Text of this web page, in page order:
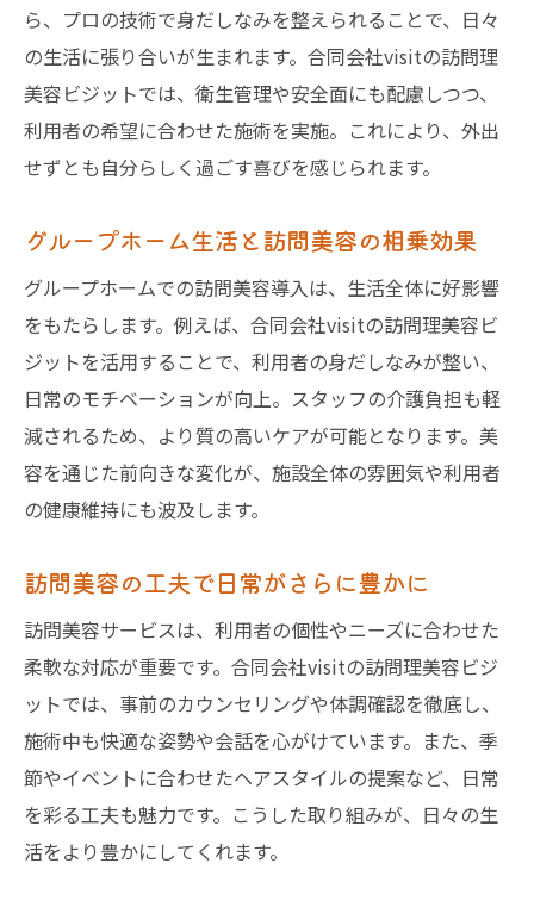
ら、プロの技術で身だしなみを整えられることで、日々
の生活に張り合いが生まれます。合同会社visitの訪問理
美容ビジットでは、衛生管理や安全面にも配慮しつつ、
利用者の希望に合わせた施術を実施。これにより、外出
せずとも自分らしく過ごす喜びを感じられます。
グループホーム生活と訪問美容の相乗効果
グループホームでの訪問美容導入は、生活全体に好影響
をもたらします。例えば、合同会社visitの訪問理美容ビ
ジットを活用することで、利用者の身だしなみが整い、
日常のモチベーションが向上。スタッフの介護負担も軽
減されるため、より質の高いケアが可能となります。美
容を通じた前向きな変化が、施設全体の雰囲気や利用者
の健康維持にも波及します。
訪問美容の工夫で日常がさらに豊かに
訪問美容サービスは、利用者の個性やニーズに合わせた
柔軟な対応が重要です。合同会社visitの訪問理美容ビジ
ットでは、事前のカウンセリングや体調確認を徹底し、
施術中も快適な姿勢や会話を心がけています。また、季
節やイベントに合わせたヘアスタイルの提案など、日常
を彩る工夫も魅力です。こうした取り組みが、日々の生
活をより豊かにしてくれます。